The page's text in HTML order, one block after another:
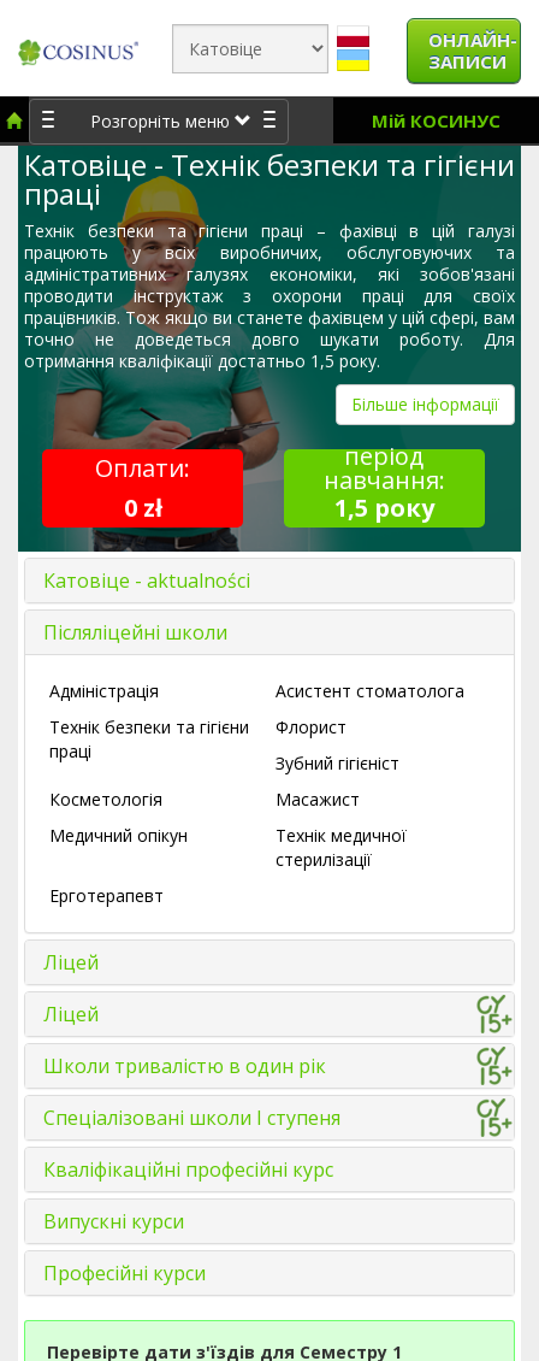
ОНЛАЙН-
ЗАПИСИ
Розгорніть меню Мій КОСИНУС
Катовіце - Технік безпеки та гігієни
праці
Технік безпеки та гігієни праці – фахівці в цій галузі
працюють у всіх виробничих, обслуговуючих та
адміністративних галузях економіки, які зобов'язані
проводити інструктаж з охорони праці для своїх
працівників. Тож якщо ви станете фахівцем у цій сфері, вам
точно не доведеться довго шукати роботу. Для
отримання кваліфікації достатньо 1,5 року.
Більше інформації
Оплати:
0 zł
період
навчання:
1,5 року
Катовіце - aktualności
Післяліцейні школи
Адміністрація
Асистент стоматолога
Технік безпеки та гігієни
праці
Флорист
Зубний гігієніст
Косметологія
Масажист
Медичний опікун
Технік медичної
стерилізації
Ерготерапевт
Ліцей
Ліцей
Школи тривалістю в один рік
Спеціалізовані школи І ступеня
Кваліфікаційні професійні курс
Випускні курси
Професійні курси
Перевірте дати з'їздів для Семестру 1